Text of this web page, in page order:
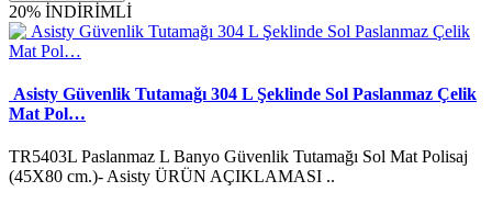
20% İNDİRİMLİ
Asisty Güvenlik Tutamağı 304 L Şeklinde Sol Paslanmaz Çelik
Mat Pol…
TR5403L Paslanmaz L Banyo Güvenlik Tutamağı Sol Mat Polisaj
(45X80 cm.)- Asisty ÜRÜN AÇIKLAMASI ..